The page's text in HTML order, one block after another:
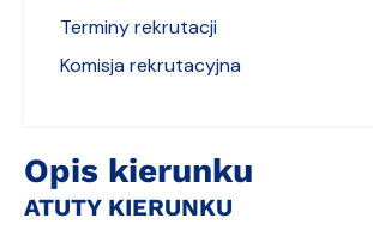
Opis kierunku
ATUTY KIERUNKU
Terminy rekrutacji
Komisja rekrutacyjna